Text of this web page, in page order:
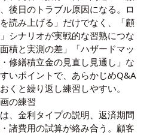
後日のトラブル原因になる。ロ
読み上げる」だけでなく、「顧
シナリオが実戦的な習熟につな
積と実測の差」「ハザードマッ
修繕積立金の見直し見通し」な
いポイントで、あらかじめQ&A
くと繰り返し練習しやすい。
の練習
、金利タイプの説明、返済期間
諸費用の試算が絡み合う。顧客